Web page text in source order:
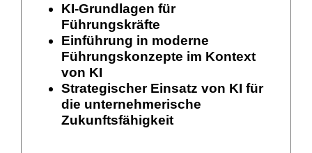
KI-Grundlagen für
Führungskräfte
Einführung in moderne
Führungskonzepte im Kontext
von KI
Strategischer Einsatz von KI für
die unternehmerische
Zukunftsfähigkeit